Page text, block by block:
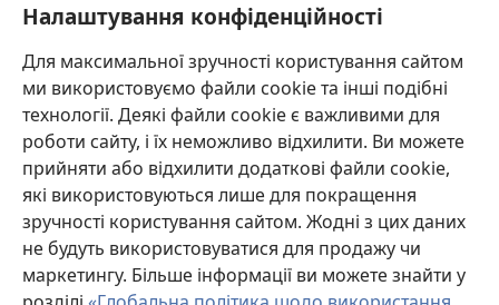
Налаштування конфіденційності
Для максимальної зручності користування сайтом
ми використовуємо файли cookie та інші подібні
технології. Деякі файли cookie є важливими для
роботи сайту, і їх неможливо відхилити. Ви можете
прийняти або відхилити додаткові файли cookie,
які використовуються лише для покращення
зручності користування сайтом. Жодні з цих даних
не будуть використовуватися для продажу чи
маркетингу. Більше інформації ви можете знайти у
Пожертви
(відкривається
у
новому
вікні)
ОНЛАЙН-БІБЛІОТЕКА Товариства «Вартова башта»™
(відкривається
у
новому
вікні)
JW Hub ®
(відкривається
у
новомуJW Library
Watchtower Library